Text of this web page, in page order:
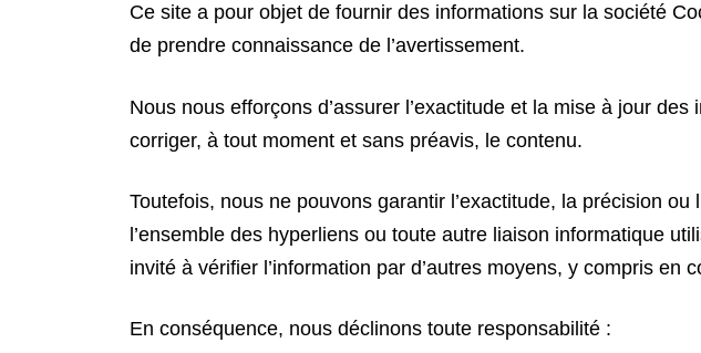
Ce site a pour objet de fournir des informations sur la société
de prendre connaissance de l’avertissement.
Nous nous efforçons d’assurer l’exactitude et la mise à jour
corriger, à tout moment et sans préavis, le contenu.
Toutefois, nous ne pouvons garantir l’exactitude, la précision
l’ensemble des hyperliens ou toute autre liaison informatique
invité à vérifier l’information par d’autres moyens, y compris en
En conséquence, nous déclinons toute responsabilité :